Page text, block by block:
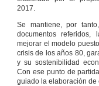
Garantía de
Inclusión.
Artículo 117
intervinientes.
Artículo 118
Contenido del
Programa
2017.
Se mantiene, por
documentos
mejorar el modelo
crisis de los años 80,
y su sostenibilidad
Con ese punto de
guiado la elaboración de